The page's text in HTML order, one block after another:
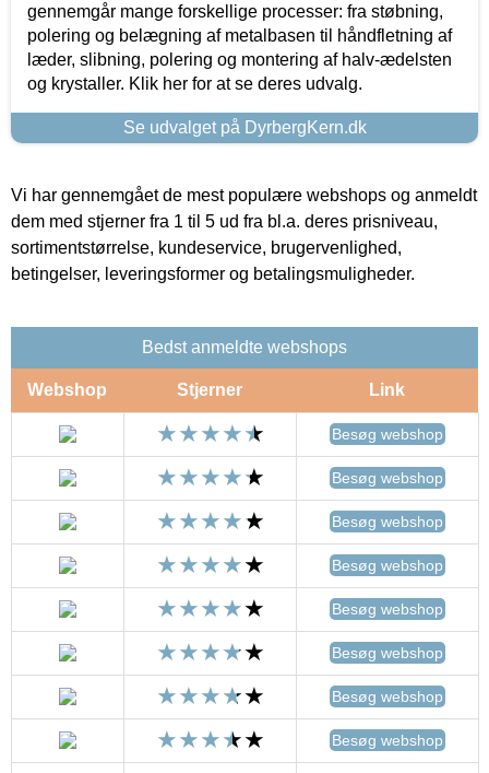
gennemgår mange forskellige processer: fra støbning,
polering og belægning af metalbasen til håndfletning af
læder, slibning, polering og montering af halv-ædelsten
og krystaller. Klik her for at se deres udvalg.
Se udvalget på DyrbergKern.dk
Vi har gennemgået de mest populære webshops og anmeldt
dem med stjerner fra 1 til 5 ud fra bl.a. deres prisniveau,
sortimentstørrelse, kundeservice, brugervenlighed,
betingelser, leveringsformer og betalingsmuligheder.
Bedst anmeldte webshops
Webshop Stjerner Link
Besøg webshop
Besøg webshop
Besøg webshop
Besøg webshop
Besøg webshop
Besøg webshop
Besøg webshop
Besøg webshop